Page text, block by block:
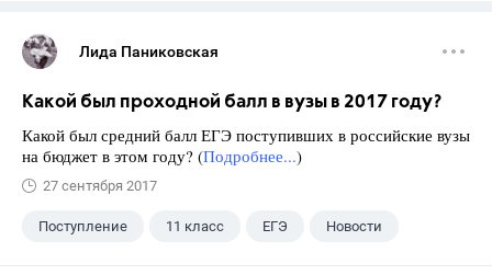
Лида Паниковская
Какой был проходной балл в вузы в 2017 году?
Какой был средний балл ЕГЭ поступивших в российские вузы
на бюджет в этом году? (Подробнее...)
27 сентября 2017
Поступление 11 класс ЕГЭ Новости